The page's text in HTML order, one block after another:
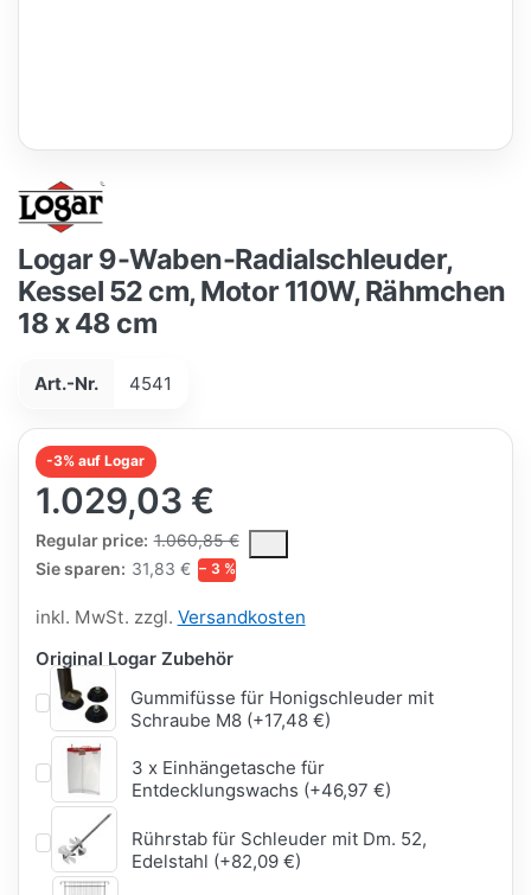
Logar 9-Waben-Radialschleuder,
Kessel 52 cm, Motor 110W, Rähmchen
18 x 48 cm
Art.-Nr. 4541
-3% auf Logar
1.029,03 €
Regular price: 1.060,85 €
The Regular Price is the median selling price paid by
Sie sparen: 31,83 € − 3 %
inkl. MwSt. zzgl. Versandkosten
Original Logar Zubehör
Gummifüsse für Honigschleuder mit
Schraube M8 (+17,48 €)
3 x Einhängetasche für
Entdecklungswachs (+46,97 €)
Rührstab für Schleuder mit Dm. 52,
Edelstahl (+82,09 €)